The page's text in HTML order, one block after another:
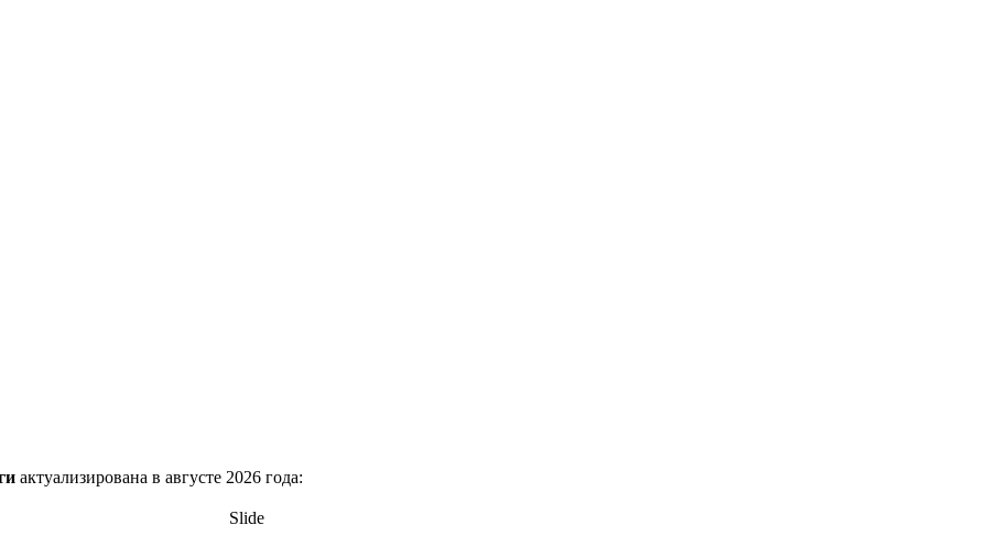
актуализирована в августе 2026 года:
Slide